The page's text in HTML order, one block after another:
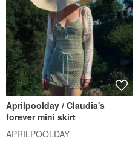
Aprilpoolday / Claudia's
forever mini skirt
APRILPOOLDAY